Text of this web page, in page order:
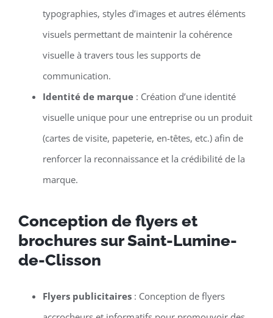
typographies, styles d’images et autres éléments
visuels permettant de maintenir la cohérence
visuelle à travers tous les supports de
communication.
Identité de marque: Création d’une identité
visuelle unique pour une entreprise ou un produit
(cartes de visite, papeterie, en-têtes, etc.) afin de
renforcer la reconnaissance et la crédibilité de la
marque.
Conception de flyers et
brochures sur Saint-Lumine-
de-Clisson
Flyers publicitaires: Conception de flyers